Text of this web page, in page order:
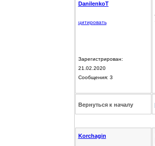
DanilenkoT
цитировать
Зарегистрирован:
21.02.2020
Сообщения: 3
Вернуться к началу
Korchagin